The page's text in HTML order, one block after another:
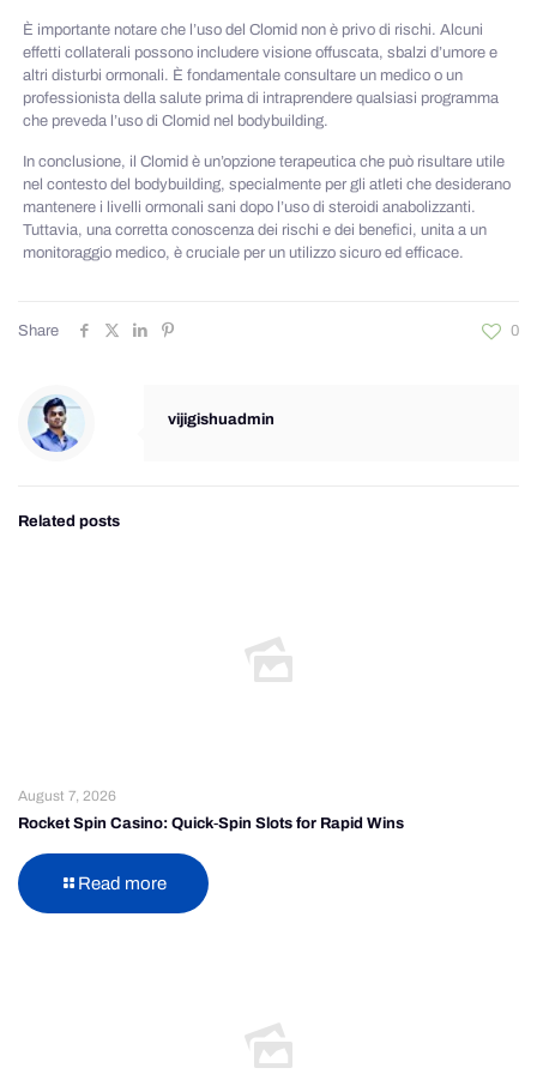
È importante notare che l’uso del Clomid non è privo di rischi. Alcuni
effetti collaterali possono includere visione offuscata, sbalzi d’umore e
altri disturbi ormonali. È fondamentale consultare un medico o un
professionista della salute prima di intraprendere qualsiasi programma
che preveda l’uso di Clomid nel bodybuilding.
In conclusione, il Clomid è un’opzione terapeutica che può risultare utile
nel contesto del bodybuilding, specialmente per gli atleti che desiderano
mantenere i livelli ormonali sani dopo l’uso di steroidi anabolizzanti.
Tuttavia, una corretta conoscenza dei rischi e dei benefici, unita a un
monitoraggio medico, è cruciale per un utilizzo sicuro ed efficace.
Share 0
vijigishuadmin
Related posts
August 7, 2026
Rocket Spin Casino: Quick‑Spin Slots for Rapid Wins
Read more